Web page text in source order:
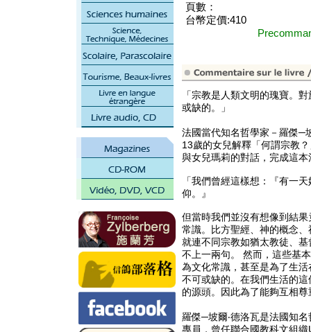
頁數：
台幣定價:410
「宗教是人類文明的瑰寶。
或缺的。」
法國當代知名哲學家－羅傑─
13歲的女兒解釋「何謂宗教
與女兒瑪莉的對話，完成這
「我們曾經這樣想：『有一
仰。』
但當時我們並沒有想像到結
常識。比方聖經、神的概念
就連不同宗教如猶太教徒、
不上一兩句。 然而，這些基
為文化常識，甚至是為了生
不可或缺的。在我們生活的
的源頭。因此為了能夠互相
羅傑─坡爾‧德洛瓦是法國知
專員，曾任聯合國教科文組